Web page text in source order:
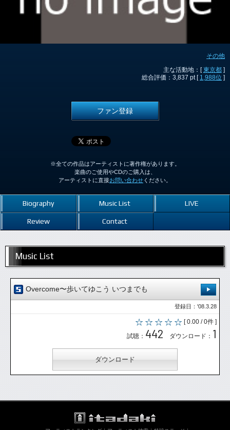
その他
主な活動地：[東京都 ]
総合評価：3,837 pt [ 1,988位 ]
ファン登録
※全ての作品はアーティストに著作権があります。
楽曲のご使用やCDのご購入は、
アーティストに直接お問い合わせ ください。
Biography Music List LIVE
Review Contact
Music List
Overcome〜歩いてゆこう いつまでも
登録日：'08.3.28
[ 0.00 / 0件 ]
試聴： 442 ダウンロード： 1
ダウンロード